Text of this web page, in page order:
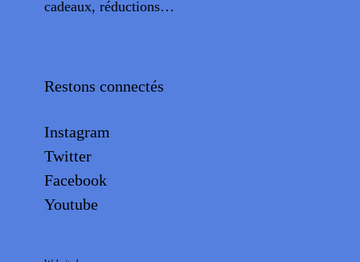
cadeaux, réductions…
Restons connectés
Instagram
Twitter
Facebook
Youtube